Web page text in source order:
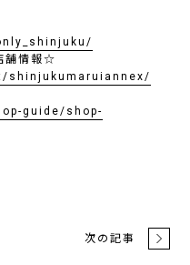
舗情報☆
guide/shop-
次の記事